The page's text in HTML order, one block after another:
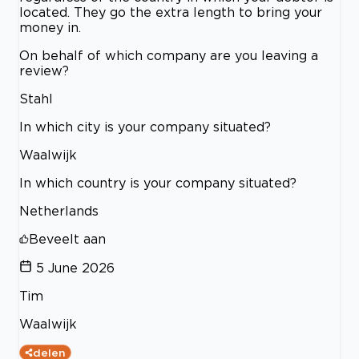
located. They go the extra length to bring your
money in.
On behalf of which company are you leaving a
review?
Stahl
In which city is your company situated?
Waalwijk
In which country is your company situated?
Netherlands
Beveelt aan
5 June 2026
Tim
Waalwijk
delen